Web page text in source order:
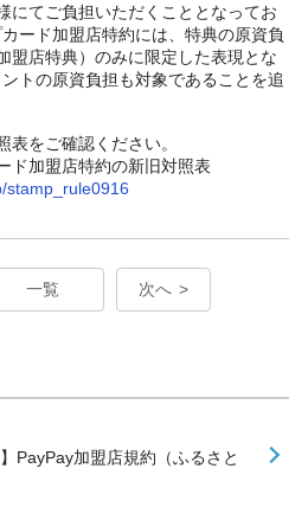
にてご負担いただくこととなってお
ード加盟店特約には、特典の原資負
盟店特典）のみに限定した表現とな
トの原資負担も対象であることを追
をご確認ください。
ド加盟店特約の新旧対照表
stamp_rule0916
一覧 次へ
PayPay加盟店規約（ふるさと